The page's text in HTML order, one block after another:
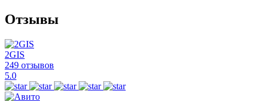
Отзывы
2GIS
249 отзывов
5.0